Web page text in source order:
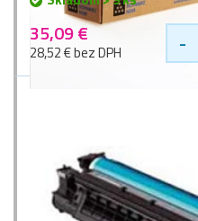
35,09 €
28,52 € bez DPH -